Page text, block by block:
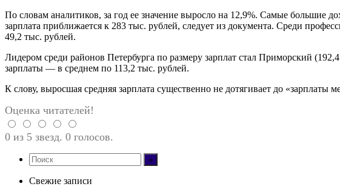
По словам аналитиков, за год ее значение выросло на 12,9%. Самые большие
зарплата приближается к 283 тыс. рублей, следует из документа. Среди
49,2 тыс. рублей.
Лидером среди районов Петербурга по размеру зарплат стал Приморский
зарплаты — в среднем по 113,2 тыс. рублей.
К слову, выросшая средняя зарплата существенно не дотягивает до «зарплаты
Оценка читателей!
0 из 5 звезд. 0 голосов.
Свежие записи